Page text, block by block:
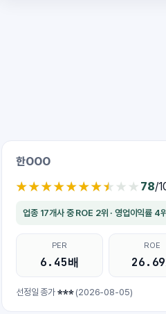
한OOO
★★★★★★★★★★
★★★★★★★★★★ 78/
업종 17개사 중 ROE 2위 · 영업이익률 4위
PER
6.45배
ROE
선정일 종가 *** (2026-08-05)